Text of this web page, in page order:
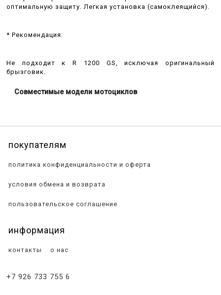
оптимальную защиту. Легкая установка (самоклеящийся).
* Рекомендация:
Не подходит к R 1200 GS, исключая оригинальный
брызговик.
Совместимые модели мотоциклов
покупателям
политика конфиденциальности и оферта
условия обмена и возврата
пользовательское соглашение
информация
контакты о нас
+7 926 733 755 6